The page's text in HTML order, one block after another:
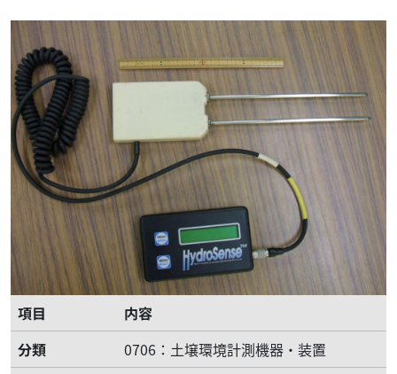
項目
内容
分類
0706：土壌環境計測機器・装置